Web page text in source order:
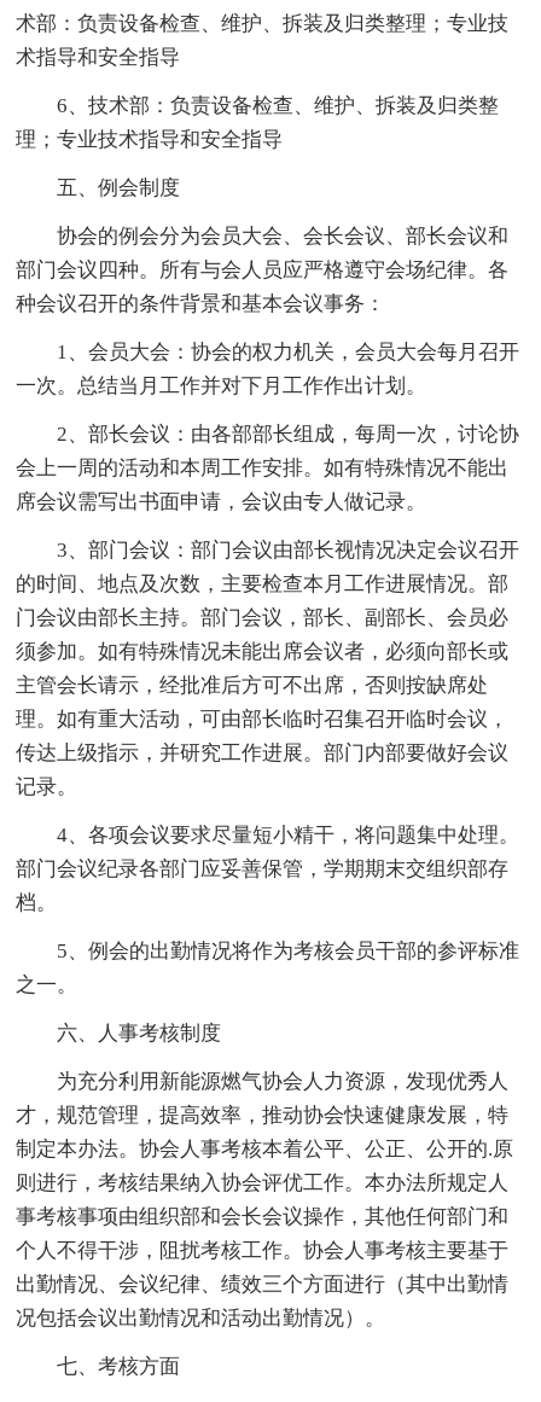
术部：负责设备检查、维护、拆装及归类整理；专业技
术指导和安全指导
6、技术部：负责设备检查、维护、拆装及归类整
理；专业技术指导和安全指导
五、例会制度
协会的例会分为会员大会、会长会议、部长会议和
部门会议四种。所有与会人员应严格遵守会场纪律。各
种会议召开的条件背景和基本会议事务：
1、会员大会：协会的权力机关，会员大会每月召开
一次。总结当月工作并对下月工作作出计划。
2、部长会议：由各部部长组成，每周一次，讨论协
会上一周的活动和本周工作安排。如有特殊情况不能出
席会议需写出书面申请，会议由专人做记录。
3、部门会议：部门会议由部长视情况决定会议召开
的时间、地点及次数，主要检查本月工作进展情况。部
门会议由部长主持。部门会议，部长、副部长、会员必
须参加。如有特殊情况未能出席会议者，必须向部长或
主管会长请示，经批准后方可不出席，否则按缺席处
理。如有重大活动，可由部长临时召集召开临时会议，
传达上级指示，并研究工作进展。部门内部要做好会议
记录。
4、各项会议要求尽量短小精干，将问题集中处理。
部门会议纪录各部门应妥善保管，学期期末交组织部存
档。
5、例会的出勤情况将作为考核会员干部的参评标准
之一。
六、人事考核制度
为充分利用新能源燃气协会人力资源，发现优秀人
才，规范管理，提高效率，推动协会快速健康发展，特
制定本办法。协会人事考核本着公平、公正、公开的.原
则进行，考核结果纳入协会评优工作。本办法所规定人
事考核事项由组织部和会长会议操作，其他任何部门和
个人不得干涉，阻扰考核工作。协会人事考核主要基于
出勤情况、会议纪律、绩效三个方面进行（其中出勤情
况包括会议出勤情况和活动出勤情况）。
七、考核方面